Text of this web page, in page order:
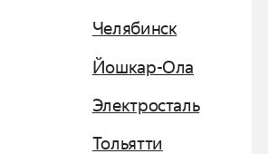
Челябинск
Йошкар-Ола
Электросталь
Тольятти